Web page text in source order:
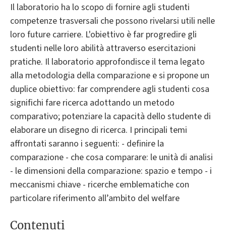
Il laboratorio ha lo scopo di fornire agli studenti
competenze trasversali che possono rivelarsi utili nelle
loro future carriere. L'obiettivo è far progredire gli
studenti nelle loro abilità attraverso esercitazioni
pratiche. Il laboratorio approfondisce il tema legato
alla metodologia della comparazione e si propone un
duplice obiettivo: far comprendere agli studenti cosa
significhi fare ricerca adottando un metodo
comparativo; potenziare la capacità dello studente di
elaborare un disegno di ricerca. I principali temi
affrontati saranno i seguenti: - definire la
comparazione - che cosa comparare: le unità di analisi
- le dimensioni della comparazione: spazio e tempo - i
meccanismi chiave - ricerche emblematiche con
particolare riferimento all’ambito del welfare
Contenuti